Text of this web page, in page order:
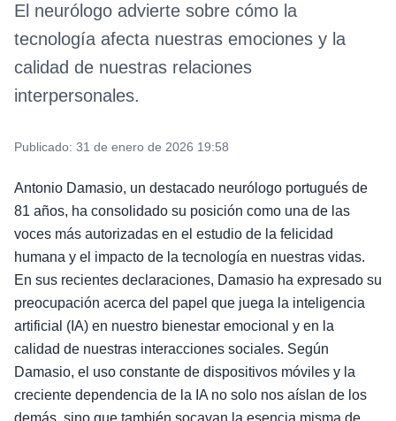
El neurólogo advierte sobre cómo la
tecnología afecta nuestras emociones y la
calidad de nuestras relaciones
interpersonales.
Publicado: 31 de enero de 2026 19:58
Antonio Damasio, un destacado neurólogo portugués de
81 años, ha consolidado su posición como una de las
voces más autorizadas en el estudio de la felicidad
humana y el impacto de la tecnología en nuestras vidas.
En sus recientes declaraciones, Damasio ha expresado su
preocupación acerca del papel que juega la inteligencia
artificial (IA) en nuestro bienestar emocional y en la
calidad de nuestras interacciones sociales. Según
Damasio, el uso constante de dispositivos móviles y la
creciente dependencia de la IA no solo nos aíslan de los
demás, sino que también socavan la esencia misma de